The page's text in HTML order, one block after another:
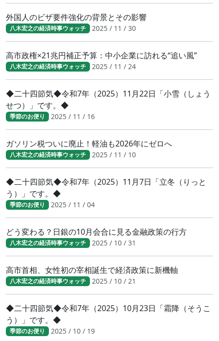
外国人のビザ要件強化の背景とその影響
八木宏之の経済時事ウォッチ 2025 / 11 / 30
高市政権×21兆円補正予算：中小企業に訪れる“追い風”
八木宏之の経済時事ウォッチ 2025 / 11 / 24
◆二十四節気◆令和7年（2025）11月22日「小雪（しょう
せつ）」です。◆
季節のお便り 2025 / 11 / 16
ガソリン税ついに廃止！軽油も2026年にゼロへ
八木宏之の経済時事ウォッチ 2025 / 11 / 10
◆二十四節気◆令和7年（2025）11月7日「立冬（りっと
う）」です。◆
季節のお便り 2025 / 11 / 04
どう変わる？日銀の10月会合に見る金融政策の行方
八木宏之の経済時事ウォッチ 2025 / 10 / 31
高市首相、女性初の宰相誕生で経済政策に新機軸
八木宏之の経済時事ウォッチ 2025 / 10 / 21
◆二十四節気◆令和7年（2025）10月23日「霜降（そうこ
う）」です。◆
季節のお便り 2025 / 10 / 19